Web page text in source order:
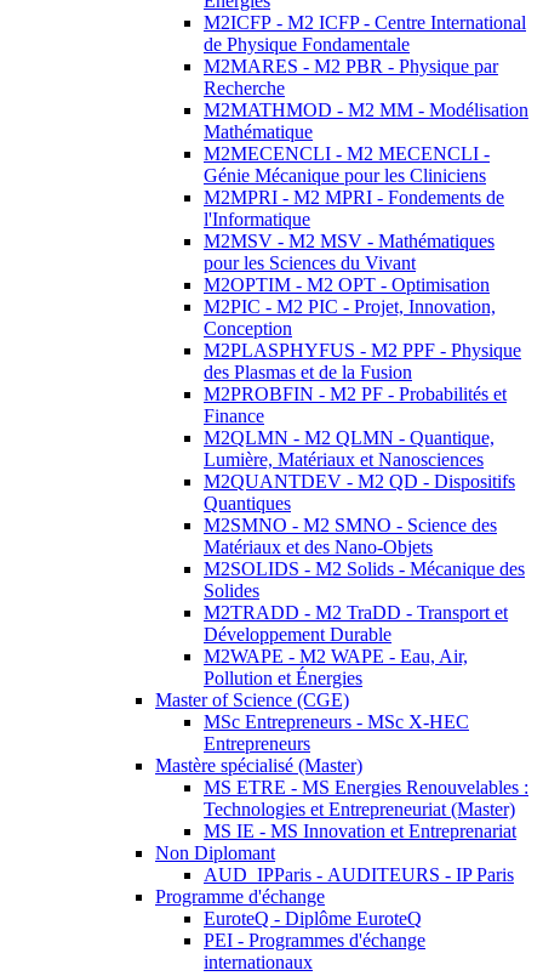
M2ICFP - M2 ICFP - Centre International
de Physique Fondamentale
M2MARES - M2 PBR - Physique par
Recherche
M2MATHMOD - M2 MM - Modélisation
Mathématique
M2MECENCLI - M2 MECENCLI -
Génie Mécanique pour les Cliniciens
M2MPRI - M2 MPRI - Fondements de
l'Informatique
M2MSV - M2 MSV - Mathématiques
pour les Sciences du Vivant
M2OPTIM - M2 OPT - Optimisation
M2PIC - M2 PIC - Projet, Innovation,
Conception
M2PLASPHYFUS - M2 PPF - Physique
des Plasmas et de la Fusion
M2PROBFIN - M2 PF - Probabilités et
Finance
M2QLMN - M2 QLMN - Quantique,
Lumière, Matériaux et Nanosciences
M2QUANTDEV - M2 QD - Dispositifs
Quantiques
M2SMNO - M2 SMNO - Science des
Matériaux et des Nano-Objets
M2SOLIDS - M2 Solids - Mécanique des
Solides
M2TRADD - M2 TraDD - Transport et
Développement Durable
M2WAPE - M2 WAPE - Eau, Air,
Pollution et Énergies
Master of Science (CGE)
MSc Entrepreneurs - MSc X-HEC
Entrepreneurs
Mastère spécialisé (Master)
MS ETRE - MS Energies Renouvelables :
Technologies et Entrepreneuriat (Master)
MS IE - MS Innovation et Entreprenariat
Non Diplomant
AUD_IPParis - AUDITEURS - IP Paris
Programme d'échange
EuroteQ - Diplôme EuroteQ
PEI - Programmes d'échange
internationaux